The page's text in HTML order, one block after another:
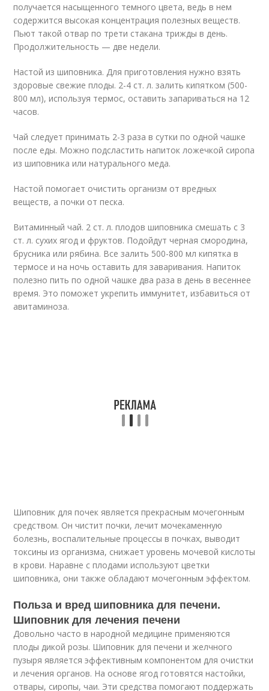
получается насыщенного темного цвета, ведь в нем
содержится высокая концентрация полезных веществ.
Пьют такой отвар по трети стакана трижды в день.
Продолжительность — две недели.
Настой из шиповника. Для приготовления нужно взять
здоровые свежие плоды. 2-4 ст. л. залить кипятком (500-
800 мл), используя термос, оставить запариваться на 12
часов.
Чай следует принимать 2-3 раза в сутки по одной чашке
после еды. Можно подсластить напиток ложечкой сиропа
из шиповника или натурального меда.
Настой помогает очистить организм от вредных
веществ, а почки от песка.
Витаминный чай. 2 ст. л. плодов шиповника смешать с 3
ст. л. сухих ягод и фруктов. Подойдут черная смородина,
брусника или рябина. Все залить 500-800 мл кипятка в
термосе и на ночь оставить для заваривания. Напиток
полезно пить по одной чашке два раза в день в весеннее
время. Это поможет укрепить иммунитет, избавиться от
авитаминоза.
Шиповник для почек является прекрасным мочегонным
средством. Он чистит почки, лечит мочекаменную
болезнь, воспалительные процессы в почках, выводит
токсины из организма, снижает уровень мочевой кислоты
в крови. Наравне с плодами используют цветки
шиповника, они также обладают мочегонным эффектом.
Польза и вред шиповника для печени.
Шиповник для лечения печени
Довольно часто в народной медицине применяются
плоды дикой розы. Шиповник для печени и желчного
пузыря является эффективным компонентом для очистки
и лечения органов. На основе ягод готовятся настойки,
отвары, сиропы, чаи. Эти средства помогают поддержать